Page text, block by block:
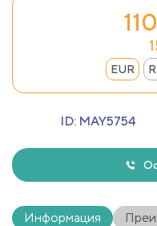
EUR
ID: MAY5754
Информация